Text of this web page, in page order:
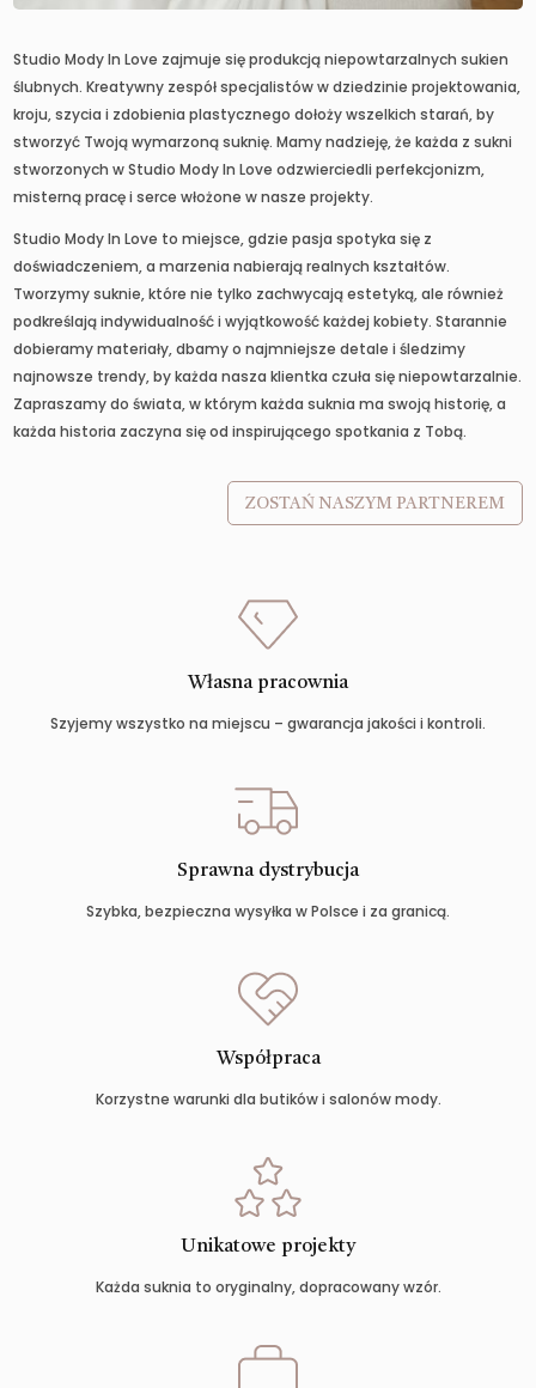
Studio Mody In Love zajmuje się produkcją niepowtarzalnych sukien
ślubnych. Kreatywny zespół specjalistów w dziedzinie projektowania,
kroju, szycia i zdobienia plastycznego dołoży wszelkich starań, by
stworzyć Twoją wymarzoną suknię. Mamy nadzieję, że każda z sukni
stworzonych w Studio Mody In Love odzwierciedli perfekcjonizm,
misterną pracę i serce włożone w nasze projekty.
Studio Mody In Love to miejsce, gdzie pasja spotyka się z
doświadczeniem, a marzenia nabierają realnych kształtów.
Tworzymy suknie, które nie tylko zachwycają estetyką, ale również
podkreślają indywidualność i wyjątkowość każdej kobiety. Starannie
dobieramy materiały, dbamy o najmniejsze detale i śledzimy
najnowsze trendy, by każda nasza klientka czuła się niepowtarzalnie.
Zapraszamy do świata, w którym każda suknia ma swoją historię, a
każda historia zaczyna się od inspirującego spotkania z Tobą.
ZOSTAŃ NASZYM PARTNEREM
Własna pracownia
Szyjemy wszystko na miejscu – gwarancja jakości i kontroli.
Sprawna dystrybucja
Szybka, bezpieczna wysyłka w Polsce i za granicą.
Współpraca
Korzystne warunki dla butików i salonów mody.
Unikatowe projekty
Każda suknia to oryginalny, dopracowany wzór.